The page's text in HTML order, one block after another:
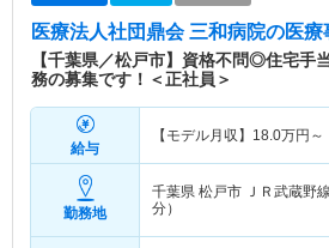
医療法人社団鼎会 三和病院の医療
【千葉県／松戸市】資格不問◎住宅手
務の募集です！＜正社員＞
給与
【モデル月収】 18.0万円～
勤務地
千葉県 松戸市
ＪＲ武蔵野
分）